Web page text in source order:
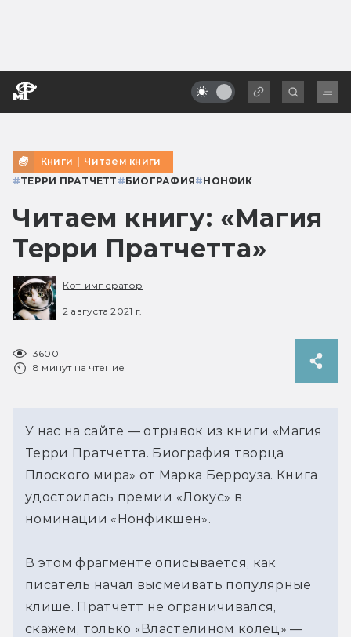
Книги | Читаем книги
#ТЕРРИ ПРАТЧЕТТ #БИОГРАФИЯ#НОНФИК
Читаем книгу: «Магия
Терри Пратчетта»
Кот-император
2 августа 2021 г.
3600
8 минут на чтение
У нас на сайте — отрывок из книги «Магия
Терри Пратчетта. Биография творца
Плоского мира» от Марка Берроуза. Книга
удостоилась премии «Локус» в
номинации «Нонфикшен».
В этом фрагменте описывается, как
писатель начал высмеивать популярные
клише. Пратчетт не ограничивался,
скажем, только «Властелином колец» —